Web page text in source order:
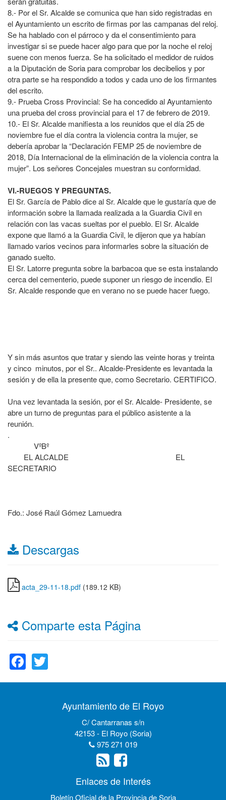
8.- Por el Sr. Alcalde se comunica que han sido registradas en
el Ayuntamiento un escrito de firmas por las campanas del reloj.
Se ha hablado con el párroco y da el consentimiento para
investigar si se puede hacer algo para que por la noche el reloj
suene con menos fuerza. Se ha solicitado el medidor de ruidos
a la Diputación de Soria para comprobar los decibelios y por
otra parte se ha respondido a todos y cada uno de los firmantes
del escrito.
9.- Prueba Cross Provincial: Se ha concedido al Ayuntamiento
una prueba del cross provincial para el 17 de febrero de 2019.
10.- El Sr. Alcalde manifiesta a los reunidos que el día 25 de
noviembre fue el día contra la violencia contra la mujer, se
debería aprobar la “Declaración FEMP 25 de noviembre de
2018, Día Internacional de la eliminación de la violencia contra la
mujer”. Los señores Concejales muestran su conformidad.
VI.-RUEGOS Y PREGUNTAS.
El Sr. García de Pablo dice al Sr. Alcalde que le gustaría que de
información sobre la llamada realizada a la Guardia Civil en
relación con las vacas sueltas por el pueblo. El Sr. Alcalde
expone que llamó a la Guardia Civil, le dijeron que ya habían
llamado varios vecinos para informarles sobre la situación de
ganado suelto.
El Sr. Latorre pregunta sobre la barbacoa que se esta instalando
cerca del cementerio, puede suponer un riesgo de incendio. El
Sr. Alcalde responde que en verano no se puede hacer fuego.
Y sin más asuntos que tratar y siendo las veinte horas y treinta
y cinco minutos, por el Sr.. Alcalde-Presidente es levantada la
sesión y de ella la presente que, como Secretario. CERTIFICO.
Una vez levantada la sesión, por el Sr. Alcalde- Presidente, se
abre un turno de preguntas para el público asistente a la
reunión.
.
VºBº
EL ALCALDE EL
SECRETARIO
Fdo.: José Raúl Gómez Lamuedra
Descargas
acta_29-11-18.pdf (189.12 KB)
Comparte esta Página
Facebook
Ayuntamiento de El Royo
C/ Cantarranas s/n
42153 - El Royo (Soria)
975 271 019
Enlaces de Interés
Boletín Oficial de la Provincia de Soria